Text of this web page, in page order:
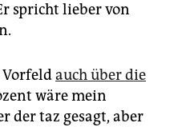
spricht lieber von
auch über die
wäre mein
der taz gesagt, aber